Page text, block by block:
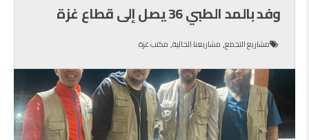
وفد بالمد الطبي 36 يصل إلى قطاع غزة
مشاريع التجمع, مشاريعنا الحالية, مكتب غزة